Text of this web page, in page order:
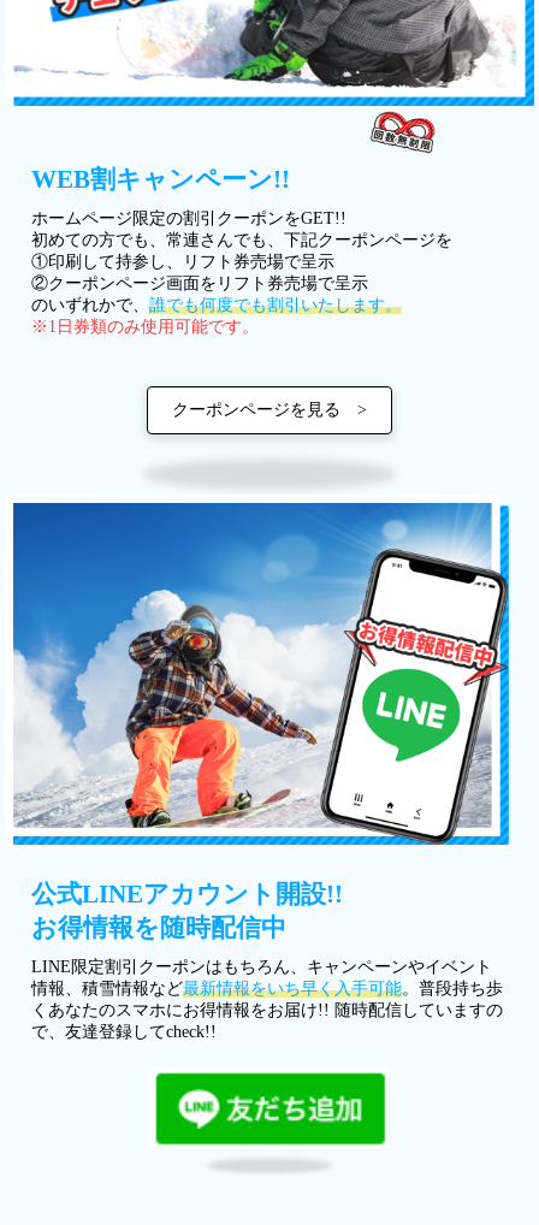
WEB割キャンペーン!!
ホームページ限定の割引クーポンをGET!!
初めての方でも、常連さんでも、下記クーポンページを
①印刷して持参し、リフト券売場で呈示
②クーポンページ画面をリフト券売場で呈示
のいずれかで、誰でも何度でも割引いたします。
※1日券類のみ使用可能です。
クーポンページを見る >
公式LINEアカウント開設!!
お得情報を随時配信中
LINE限定割引クーポンはもちろん、キャンペーンやイベント
情報、積雪情報など最新情報をいち早く入手可能。普段持ち歩
くあなたのスマホにお得情報をお届け!! 随時配信していますの
で、友達登録してcheck!!